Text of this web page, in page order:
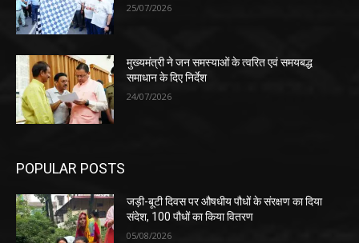
25/07/2026
मुख्यमंत्री ने जन समस्याओं के त्वरित एवं समयबद्ध
समाधान के दिए निर्देश
24/07/2026
POPULAR POSTS
जड़ी-बूटी दिवस पर औषधीय पौधों के संरक्षण का दिया
संदेश, 100 पौधों का किया वितरण
05/08/2026